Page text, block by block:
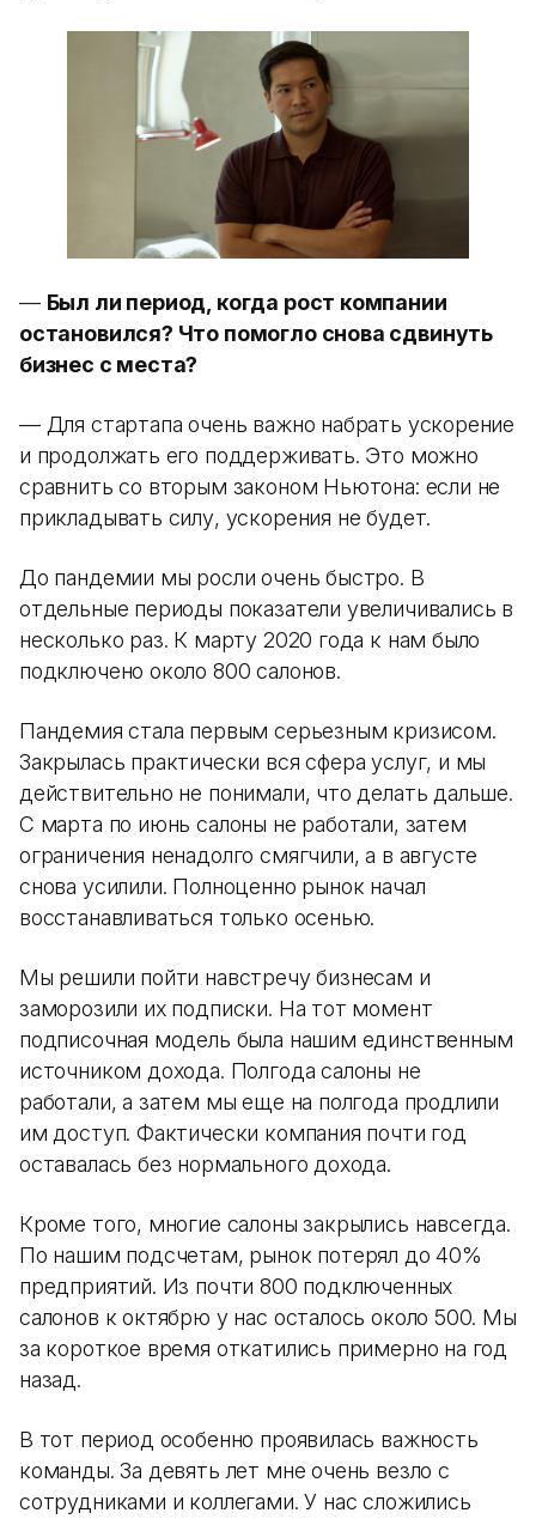
— Был ли период, когда рост компании
остановился? Что помогло снова сдвинуть
бизнес с места?
— Для стартапа очень важно набрать ускорение
и продолжать его поддерживать. Это можно
сравнить со вторым законом Ньютона: если не
прикладывать силу, ускорения не будет.
До пандемии мы росли очень быстро. В
отдельные периоды показатели увеличивались в
несколько раз. К марту 2020 года к нам было
подключено около 800 салонов.
Пандемия стала первым серьезным кризисом.
Закрылась практически вся сфера услуг, и мы
действительно не понимали, что делать дальше.
С марта по июнь салоны не работали, затем
ограничения ненадолго смягчили, а в августе
снова усилили. Полноценно рынок начал
восстанавливаться только осенью.
Мы решили пойти навстречу бизнесам и
заморозили их подписки. На тот момент
подписочная модель была нашим единственным
источником дохода. Полгода салоны не
работали, а затем мы еще на полгода продлили
им доступ. Фактически компания почти год
оставалась без нормального дохода.
Кроме того, многие салоны закрылись навсегда.
По нашим подсчетам, рынок потерял до 40%
предприятий. Из почти 800 подключенных
салонов к октябрю у нас осталось около 500. Мы
за короткое время откатились примерно на год
назад.
В тот период особенно проявилась важность
команды. За девять лет мне очень везло с
сотрудниками и коллегами. У нас сложились